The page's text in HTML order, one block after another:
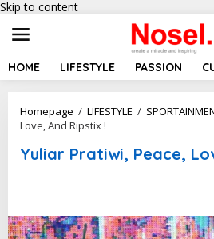
Skip to content
HOME LIFESTYLE PASSION
Homepage / LIFESTYLE /
Love, And Ripstix !
Yuliar Pratiwi, Peace,